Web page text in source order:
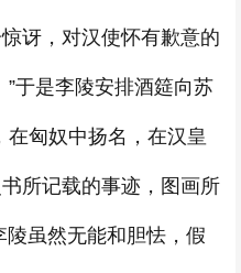
讶，对汉使怀有歉意的
于是李陵安排酒筵向苏
在匈奴中扬名，在汉皇
所记载的事迹，图画所
虽然无能和胆怯，假